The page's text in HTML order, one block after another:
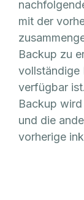
mit der
Backup zu
vollständige
verfügbar
Backup
und die
vorherige